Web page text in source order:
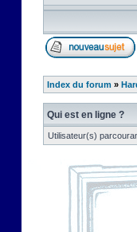
Index du forum »
Qui est en ligne ?
Utilisateur(s)